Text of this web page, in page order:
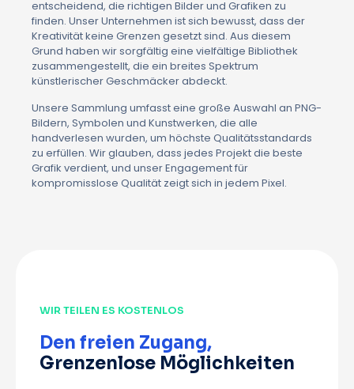
entscheidend, die richtigen Bilder und Grafiken zu
finden. Unser Unternehmen ist sich bewusst, dass der
Kreativität keine Grenzen gesetzt sind. Aus diesem
Grund haben wir sorgfältig eine vielfältige Bibliothek
zusammengestellt, die ein breites Spektrum
künstlerischer Geschmäcker abdeckt.
Unsere Sammlung umfasst eine große Auswahl an PNG-
Bildern, Symbolen und Kunstwerken, die alle
handverlesen wurden, um höchste Qualitätsstandards
zu erfüllen. Wir glauben, dass jedes Projekt die beste
Grafik verdient, und unser Engagement für
kompromisslose Qualität zeigt sich in jedem Pixel.
WIR TEILEN ES KOSTENLOS
Den freien Zugang,
Grenzenlose Möglichkeiten